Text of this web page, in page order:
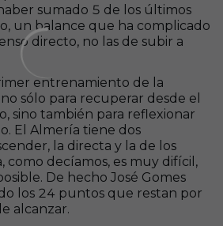
sumado 5 de los últimos
un balance que ha complicado
directo, no las de subir a
entrenamiento de la
sólo para recuperar desde el
sino también para reflexionar
El Almería tiene dos
la directa y la de los
como decíamos, es muy difícil,
De hecho José Gomes
los 24 puntos que restan por
alcanzar.